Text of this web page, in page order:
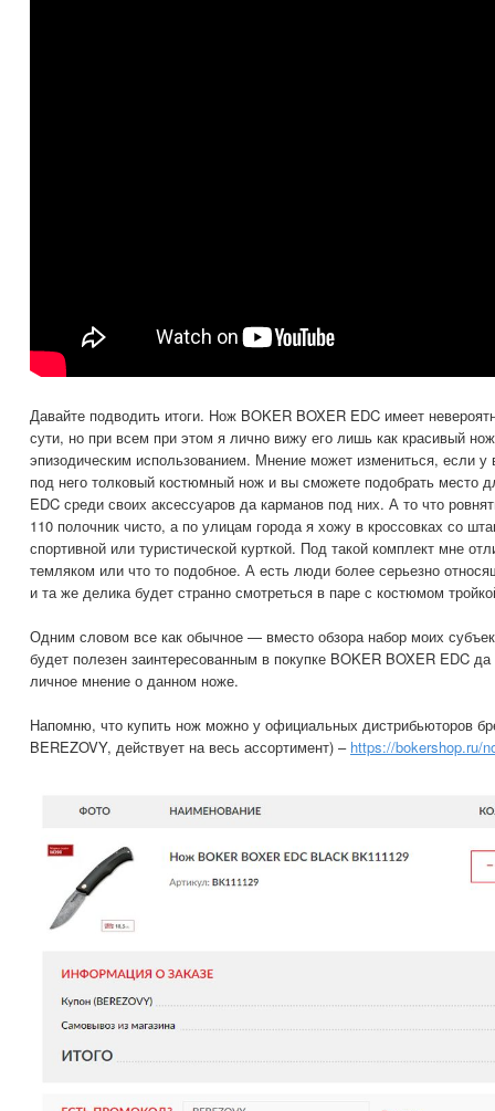
Давайте подводить итоги. Нож BOKER BOXER EDC имеет
сути, но при всем при этом я лично вижу его лишь как красивый
эпизодическим использованием. Мнение может измениться, если у
под него толковый костюмный нож и вы сможете подобрать место
EDC среди своих аксессуаров да карманов под них. А то что
110 полочник чисто, а по улицам города я хожу в кроссовках со
спортивной или туристической курткой. Под такой комплект мне
темляком или что то подобное. А есть люди более серьезно
и та же делика будет странно смотреться в паре с костюмом
Одним словом все как обычное — вместо обзора набор моих
будет полезен заинтересованным в покупке BOKER BOXER EDC
личное мнение о данном ноже.
Напомню, что купить нож можно у официальных дистрибьюторов
BEREZOVY, действует на весь ассортимент) – https://bokershop.ru/